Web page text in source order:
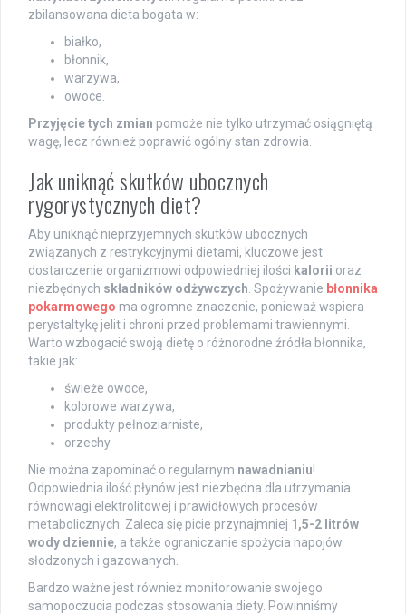
zbilansowana dieta bogata w:
białko,
błonnik,
warzywa,
owoce.
Przyjęcie tych zmian pomoże nie tylko utrzymać osiągniętą
wagę, lecz również poprawić ogólny stan zdrowia.
Jak uniknąć skutków ubocznych
rygorystycznych diet?
Aby uniknąć nieprzyjemnych skutków ubocznych
związanych z restrykcyjnymi dietami, kluczowe jest
dostarczenie organizmowi odpowiedniej ilości kalorii oraz
niezbędnych składników odżywczych . Spożywanie błonnika
pokarmowego ma ogromne znaczenie, ponieważ wspiera
perystaltykę jelit i chroni przed problemami trawiennymi.
Warto wzbogacić swoją dietę o różnorodne źródła błonnika,
takie jak:
świeże owoce,
kolorowe warzywa,
produkty pełnoziarniste,
orzechy.
Nie można zapominać o regularnym nawadnianiu!
Odpowiednia ilość płynów jest niezbędna dla utrzymania
równowagi elektrolitowej i prawidłowych procesów
metabolicznych. Zaleca się picie przynajmniej 1,5-2 litrów
wody dziennie, a także ograniczanie spożycia napojów
słodzonych i gazowanych.
Bardzo ważne jest również monitorowanie swojego
samopoczucia podczas stosowania diety. Powinniśmy